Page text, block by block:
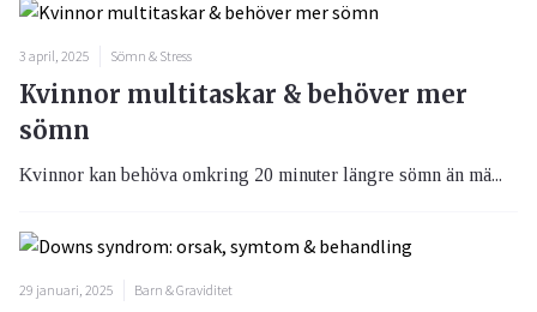
3 april, 2025 Sömn & Stress
Kvinnor multitaskar & behöver mer
sömn
Kvinnor kan behöva omkring 20 minuter längre sömn än mä...
29 januari, 2025 Barn & Graviditet